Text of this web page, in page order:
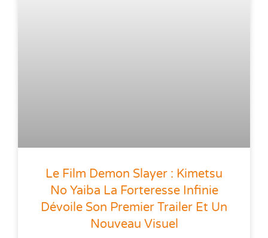
Le Film Demon Slayer : Kimetsu
No Yaiba La Forteresse Infinie
Dévoile Son Premier Trailer Et Un
Nouveau Visuel